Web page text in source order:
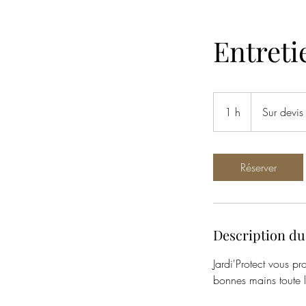
1 h Sur devis
Réserver
Description
Jardi'Protect vous
bonnes mains toute